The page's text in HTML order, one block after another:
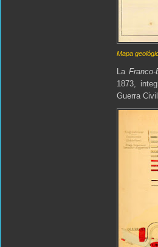
Mapa
LaFranco-
1873,
Guerra